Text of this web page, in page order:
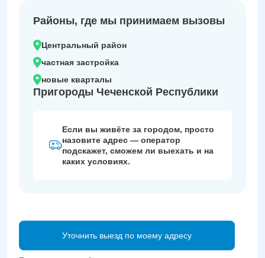
Уточнить выезд по моему адресу
Районы, где мы принимаем вызовы
Центральный район
частная застройка
новые кварталы
Пригороды Чеченской Республики
Если вы живёте за городом, просто
назовите адрес — оператор
подскажет, сможем ли выехать и на
каких условиях.